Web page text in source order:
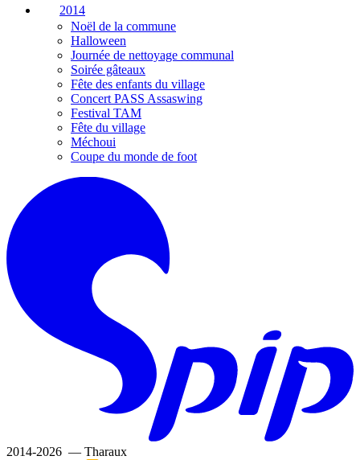
2014
Noël de la commune
Halloween
Journée de nettoyage communal
Soirée gâteaux
Fête des enfants du village
Concert PASS Assaswing
Festival TAM
Fête du village
Méchoui
Coupe du monde de foot
2014-2026 — Tharaux